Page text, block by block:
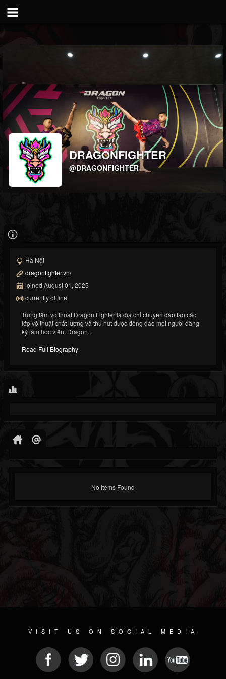
DRAGONFIGHTER
@DRAGONFIGHTER
Hà Nội
dragonfighter.vn/
joined August 01, 2025
currently offline
Trung tâm võ thuật Dragon Fighter là địa chỉ chuyên đào tạo các
lớp võ thuật chất lượng và thu hút được đông đảo mọi người đăng
ký làm học viên. Dragon...
Read Full Biography
No Items Found
VISIT US ON SOCIAL MEDIA